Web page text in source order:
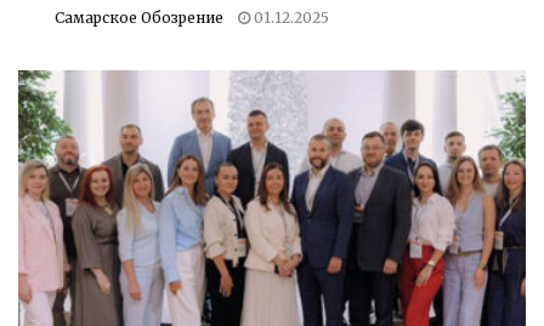
Самарское Обозрение 01.12.2025